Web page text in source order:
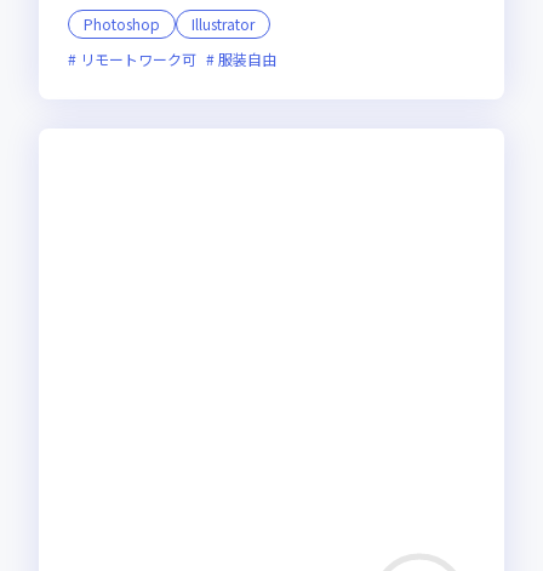
Photoshop
Illustrator
リモートワーク可
服装自由